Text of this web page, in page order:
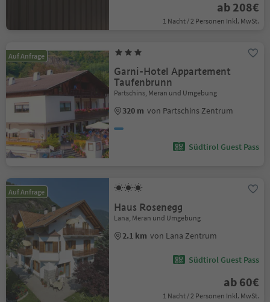
ab 208€
1 Nacht / 2 Personen Inkl. MwSt.
Auf Anfrage
Garni-Hotel Appartement
Taufenbrunn
Partschins, Meran und Umgebung
320 m von Partschins Zentrum
Südtirol Guest Pass
Auf Anfrage
Haus Rosenegg
Lana, Meran und Umgebung
2.1 km von Lana Zentrum
Südtirol Guest Pass
ab 60€
1 Nacht / 2 Personen Inkl. MwSt.